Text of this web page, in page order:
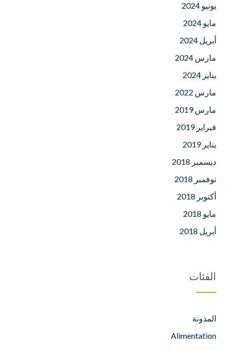
يونيو 2024
مايو 2024
أبريل 2024
مارس 2024
يناير 2024
مارس 2022
مارس 2019
فبراير 2019
يناير 2019
ديسمبر 2018
نوفمبر 2018
أكتوبر 2018
مايو 2018
أبريل 2018
الفئات
المدونة
Alimentation